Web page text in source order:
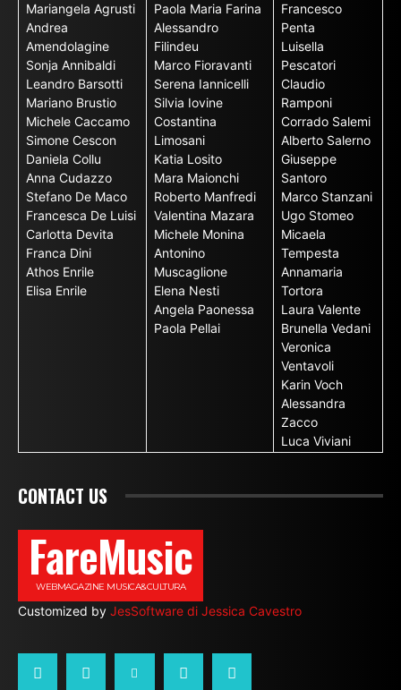
Mariangela Agrusti
Andrea
Amendolagine
Sonja Annibaldi
Leandro Barsotti
Mariano Brustio
Michele Caccamo
Simone Cescon
Daniela Collu
Anna Cudazzo
Stefano De Maco
Francesca De Luisi
Carlotta Devita
Franca Dini
Athos Enrile
Elisa Enrile
Paola Maria Farina
Alessandro
Filindeu
Marco Fioravanti
Serena Iannicelli
Silvia Iovine
Costantina
Limosani
Katia Losito
Mara Maionchi
Roberto Manfredi
Valentina Mazara
Michele Monina
Antonino
Muscaglione
Elena Nesti
Angela Paonessa
Paola Pellai
Francesco
Penta
Luisella
Pescatori
Claudio
Ramponi
Corrado Salemi
Alberto Salerno
Giuseppe
Santoro
Marco Stanzani
Ugo Stomeo
Micaela
Tempesta
Annamaria
Tortora
Laura Valente
Brunella Vedani
Veronica
Ventavoli
Karin Voch
Alessandra
Zacco
Luca Viviani
CONTACT US
FareMusic
WEBMAGAZINE MUSICA&CULTURA
Customized by JesSoftware di Jessica Cavestro